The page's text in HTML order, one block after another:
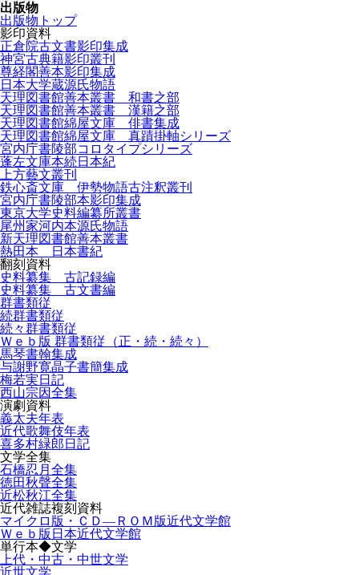
出版物
出版物トップ
影印資料
正倉院古文書影印集成
神宮古典籍影印叢刊
尊経閣善本影印集成
日本大学蔵源氏物語
天理図書館善本叢書 和書之部
天理図書館善本叢書 漢籍之部
天理図書館綿屋文庫 俳書集成
天理図書館綿屋文庫 真蹟掛軸シリーズ
宮内庁書陵部コロタイプシリーズ
蓬左文庫本続日本紀
上方藝文叢刊
鉄心斎文庫 伊勢物語古注釈叢刊
宮内庁書陵部本影印集成
東京大学史料編纂所叢書
尾州家河内本源氏物語
新天理図書館善本叢書
熱田本 日本書紀
翻刻資料
史料纂集 古記録編
史料纂集 古文書編
群書類従
続群書類従
続々群書類従
Ｗｅｂ版 群書類従（正・続・続々）
馬琴書翰集成
与謝野寛晶子書簡集成
梅若実日記
西山宗因全集
演劇資料
義太夫年表
近代歌舞伎年表
喜多村緑郎日記
文学全集
石橋忍月全集
徳田秋聲全集
近松秋江全集
近代雑誌複刻資料
マイクロ版・ＣＤ―ＲＯＭ版近代文学館
Ｗｅｂ版日本近代文学館
単行本◆文学
上代・中古・中世文学
近世文学